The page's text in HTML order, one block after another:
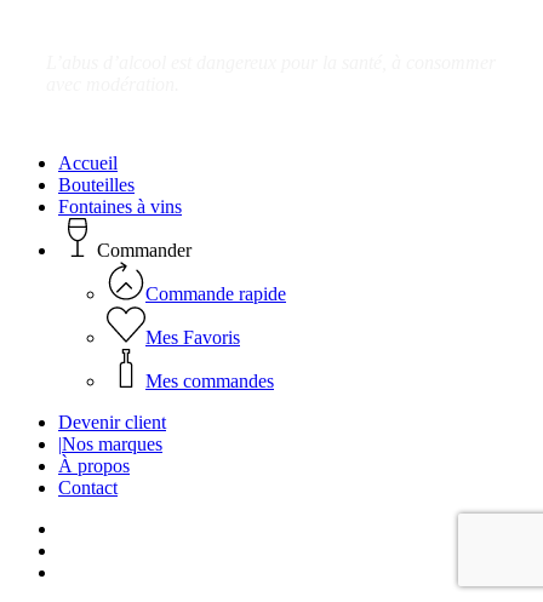
Close
Menu
Accueil
Bouteilles
Fontaines à vins
Commander
Commande rapide
Mes Favoris
Mes commandes
Devenir client
|Nos marques
À propos
Contact